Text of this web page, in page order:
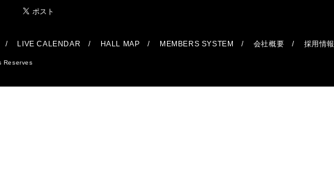
LIVE CALENDAR HALL MAP MEMBERS SYSTEM 会社概要 採用情報
Reserves